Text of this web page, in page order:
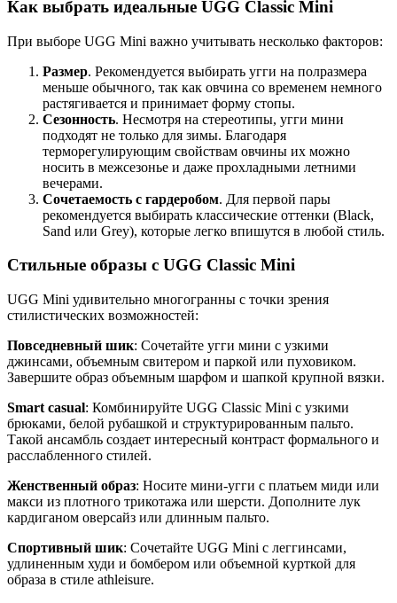
Как выбрать идеальные UGG Classic Mini
При выборе UGG Mini важно учитывать несколько факторов:
Размер. Рекомендуется выбирать угги на полразмера
меньше обычного, так как овчина со временем немного
растягивается и принимает форму стопы.
Сезонность. Несмотря на стереотипы, угги мини
подходят не только для зимы. Благодаря
терморегулирующим свойствам овчины их можно
носить в межсезонье и даже прохладными летними
вечерами.
Сочетаемость с гардеробом. Для первой пары
рекомендуется выбирать классические оттенки (Black,
Sand или Grey), которые легко впишутся в любой стиль.
Стильные образы с UGG Classic Mini
UGG Mini удивительно многогранны с точки зрения
стилистических возможностей:
Повседневный шик: Сочетайте угги мини с узкими
джинсами, объемным свитером и паркой или пуховиком.
Завершите образ объемным шарфом и шапкой крупной вязки.
Smart casual: Комбинируйте UGG Classic Mini с узкими
брюками, белой рубашкой и структурированным пальто.
Такой ансамбль создает интересный контраст формального и
расслабленного стилей.
Женственный образ: Носите мини-угги с платьем миди или
макси из плотного трикотажа или шерсти. Дополните лук
кардиганом оверсайз или длинным пальто.
Спортивный шик: Сочетайте UGG Mini с леггинсами,
удлиненным худи и бомбером или объемной курткой для
образа в стиле athleisure.